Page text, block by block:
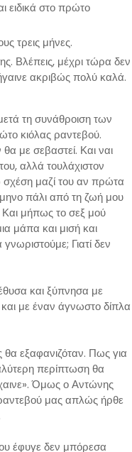
ειδικά στο πρώτο
τρεις μήνες.
Βλέπεις, μέχρι τώρα δεν
ακριβώς πολύ καλά.
τη συνάθροιση των
κιόλας ραντεβού.
θα με σεβαστεί. Και ναι
αλλά τουλάχιστον
μαζί του αν πρώτα
πάλι από τη ζωή μου
Και μήπως το σεξ μού
μάπα και μισή και
Γιατί δεν
και ξύπνησα με
με έναν άγνωστο δίπλα
εξαφανιζόταν. Πως για
περίπτωση θα
Όμως ο Αντώνης
μας απλώς ήρθε
έφυγε δεν μπόρεσα